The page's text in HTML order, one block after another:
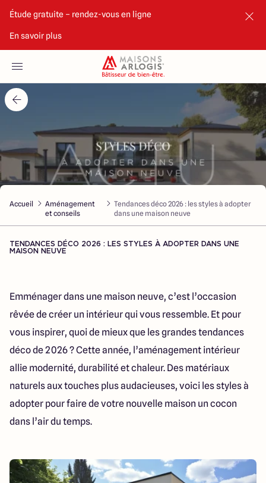
Étude gratuite – rendez-vous en ligne
En savoir plus
Nos maisons
Nos annonces
Votre projet
Accueil
Aménagement
et conseils
Tendances déco 2026 : les styles à adopter
dans une maison neuve
TENDANCES DÉCO 2026 : LES STYLES À ADOPTER DANS UNE
MAISON NEUVE
Emménager dans une maison neuve, c’est l’occasion
rêvée de créer un intérieur qui vous ressemble. Et pour
vous inspirer, quoi de mieux que les grandes tendances
déco de 2026 ? Cette année, l’aménagement intérieur
allie modernité, durabilité et chaleur. Des matériaux
naturels aux touches plus audacieuses, voici les styles à
adopter pour faire de votre nouvelle maison un cocon
dans l’air du temps.